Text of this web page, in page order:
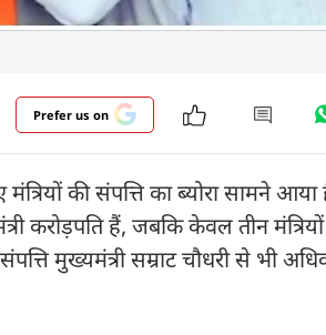
Prefer us on
की संपत्ति का ब्योरा सामने आया
हैं, जबकि केवल तीन मंत्रियों
मुख्यमंत्री सम्राट चौधरी से भी